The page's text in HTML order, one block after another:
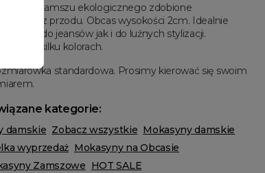
z zamszu ekologicznego zdobione
z przodu. Obcas wysokości 2cm. Idealnie
się do jeansów jak i do luźnych stylizacji.
w kilku kolorach.
standardowa. Prosimy kierować się swoim
kategorie:
damskie Zobacz wszystkie Mokasyny damskie
wyprzedaż Mokasyny na Obcasie
Zamszowe HOT SALE